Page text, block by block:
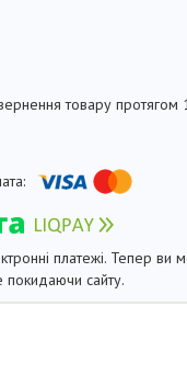
товару протягом
платежі. Тепер ви
покидаючи сайту.